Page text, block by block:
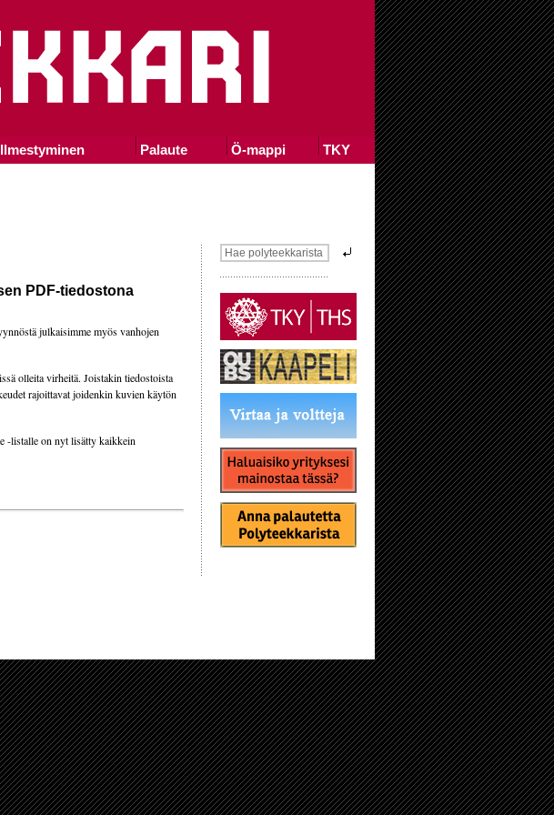
Ilmestyminen Palaute Ö-mappi TKY
PDF-tiedostona
julkaisimme myös vanhojen
olleita virheitä. Joistakin tiedostoista
rajoittavat joidenkin kuvien käytön
-listalle on nyt lisätty kaikkein